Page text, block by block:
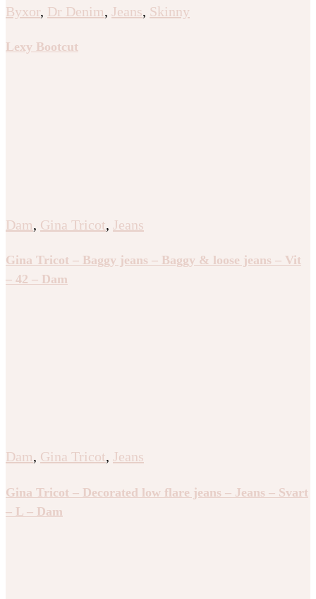
Byxor, Dr Denim, Jeans, Skinny
Lexy Bootcut
Dam, Gina Tricot, Jeans
Gina Tricot – Baggy jeans – Baggy & loose jeans – Vit
– 42 – Dam
Dam, Gina Tricot, Jeans
Gina Tricot – Decorated low flare jeans – Jeans – Svart
– L – Dam